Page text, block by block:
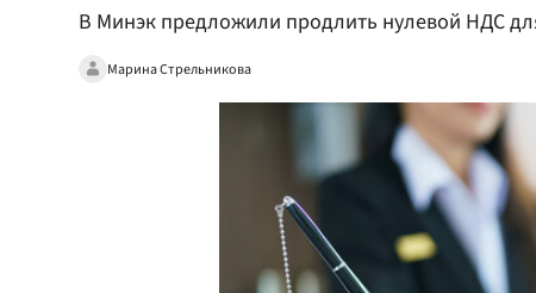
В Минэк предложили продлить нулевой НДС
Марина Стрельникова